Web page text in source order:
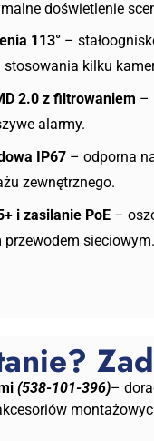
doświetlenie
113° –
stosowania kilku
2.0 z filtrowaniem –
alarmy.
IP67 – odporna
zewnętrznego.
i zasilanie PoE –
sieciowym.
(538-101-396)–